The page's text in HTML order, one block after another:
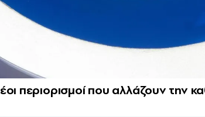
περιορισμοί που αλλάζουν την